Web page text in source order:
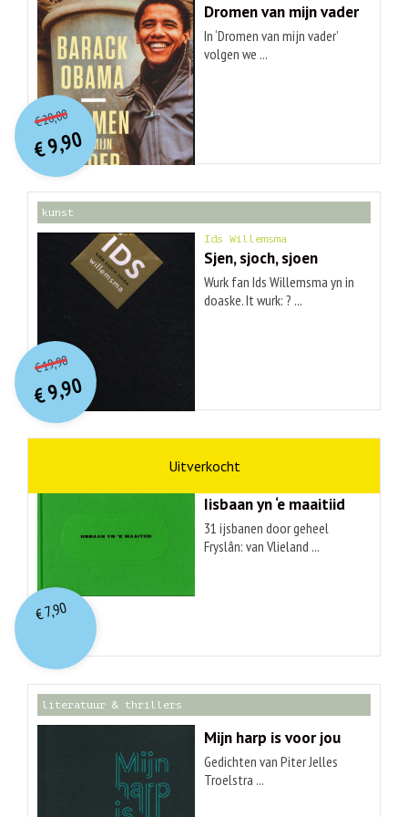
Dromen van mijn vader
In ‘Dromen van mijn vader’
volgen we ...
€20,00O
orspr
onkelijke
prijs
was:
€ 20,00.
€9,90
Huidige
prijs
is:
€ 9,90.
kunst
Ids Willemsma
Sjen, sjoch, sjoen
Wurk fan Ids Willemsma yn in
doaske. It wurk: ? ...
€19,90O
orspr
onkelijke
prijs
was:
€ 19,90.
€9,90
Huidige
prijs
is:
€ 9,90.
Iisbaan yn ‘e maaitiid
31 ijsbanen door geheel
Fryslân: van Vlieland ...
€7,90
literatuur & thrillers
Mijn harp is voor jou
Gedichten van Piter Jelles
Troelstra ...